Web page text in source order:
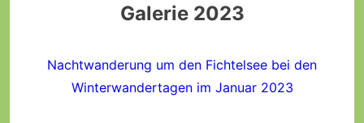
Galerie 2023
Nachtwanderung um den Fichtelsee bei den
Winterwandertagen im Januar 2023